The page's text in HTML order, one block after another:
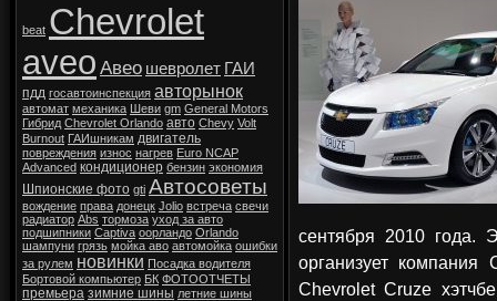
beat Chevrolet
aveo Авео шевролет ГАИ
пдд госавтоинспекция авторынок
автомат механика Шеви gm General Motors
Гибрид Chevrolet Orlando авто Chevy Volt
Burnout ГАИшникам двигатель
повреждения износ нагрев Euro NCAP
Advanced кондиционер бензин экономия
Шпионские фото gti Автосоветы
вождение права донецк Jolio встреча свечи
радиатор Abs тормоза уход за авто
подшипники Captiva оорландо Orlando
шампуни грязь мойка аво автомойка ошибки
за рулем новинки Посадка водителя
Бортовой компьютер БК ФОТООТЧЕТЫ
премьера зимние шины летние шины
сентября 2010 года.
организует
Chevrolet Cruze